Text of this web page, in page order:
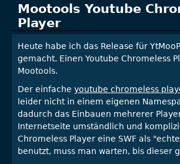
Mootools Youtube
Player
Heute habe ich das Release für
gemacht. Einen Youtube Chromeless
Mootools.
Der einfache youtube chromeless
leider nicht in einem eigenen
dadurch das Einbauen mehrerer
Internetseite umständlich und
Chromeless Player eine SWF als
benutzt, muss man warten, bis dieser